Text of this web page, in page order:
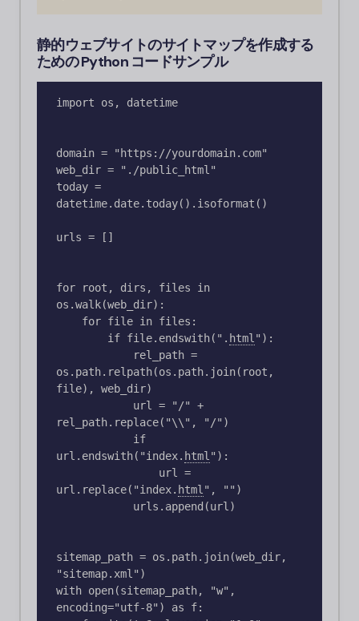
静的ウェブサイトのサイトマップを作成する
ための Python コードサンプル
import os, datetime
domain = "https://yourdomain.com"
web_dir = "./public_html"
today =
datetime.date.today().isoformat()
urls = []
for root, dirs, files in
os.walk(web_dir):
        if file.endswith("
. html " ):
os.path.relpath(os.path.join(root,
file), web_dir)
rel_path.replace("\\", "/")
url.endswith("index. html " ):
url.replace("index. html " , "")
sitemap_path = os.path.join(web_dir,
"sitemap.xml")
with open(sitemap_path, "w",
encoding="utf-8") as f: